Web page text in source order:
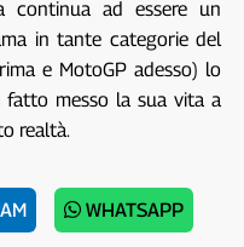
continua ad essere un
in tante categorie del
e MotoGP adesso) lo
fatto messo la sua vita a
realtà.
WHATSAPP